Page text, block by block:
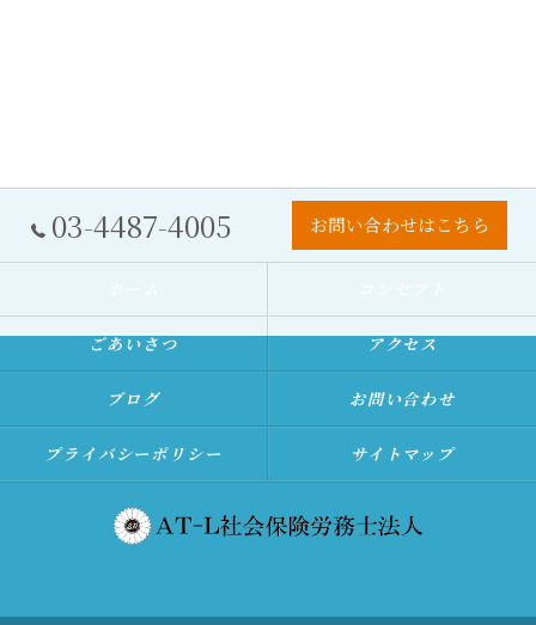
03-4487-4005 お問い合わせはこちら
ごあいさつ アクセス
ブログ お問い合わせ
プライバシーポリシー サイトマップ